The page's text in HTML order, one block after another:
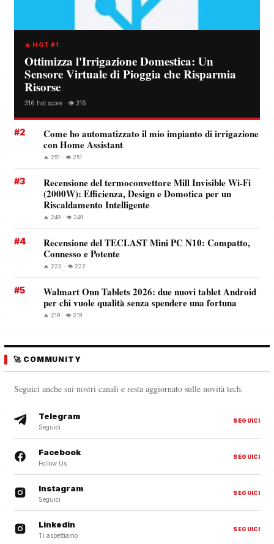
🔥 HOT #1
Ottimizza l'Irrigazione Domestica: Un
Sensore Virtuale di Pioggia che Risparmia
Risorse
316 hot score · 👁️ 316
#2
Come ho automatizzato il mio impianto di irrigazione
con Home Assistant
🔥 251 · 👁️ 251
#3
Recensione del termoconvettore Mill Invisible Wi-Fi
(2000W): Efficienza, Design e Domotica per un
Riscaldamento Intelligente
🔥 249 · 👁️ 249
#4
Recensione del TECLAST Mini PC N10: Compatto,
Connesso e Potente
🔥 222 · 👁️ 222
#5
Walmart Onn Tablets 2026: due nuovi tablet Android
per chi vuole qualità senza spendere una fortuna
🔥 219 · 👁️ 219
🚀 COMMUNITY
Seguici anche sui nostri canali e resta aggiornato sulle novità tech.
Telegram
Seguici
SEGUICI
Facebook
Follow Us
SEGUICI
Instagram
Seguici
SEGUICI
Linkedin
Ti aspettiamo
SEGUICI